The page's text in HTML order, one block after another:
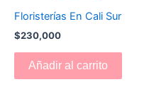
Floristerías En Cali Sur
$230,000
Añadir al carrito